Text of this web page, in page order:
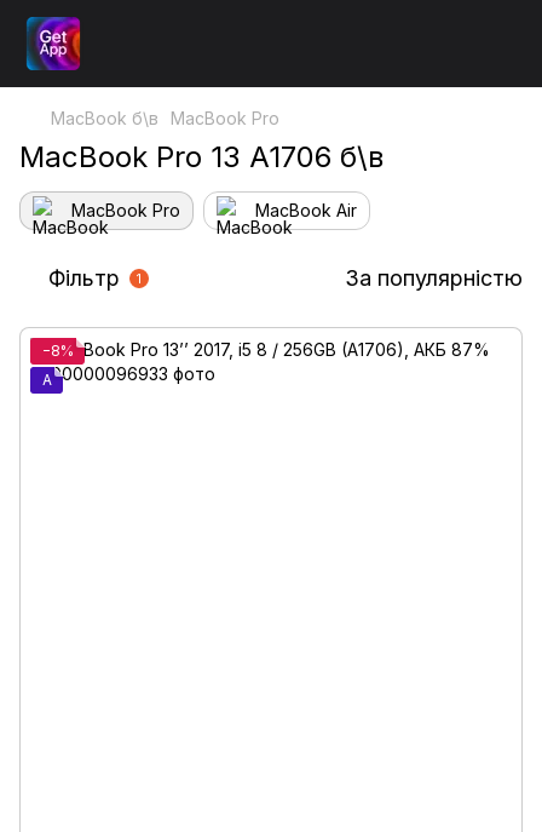
MacBook б\в MacBook Pro
MacBook Pro 13 A1706 б\в
MacBook Pro MacBook Air
Фільтр 1 За популярністю
−8%
A